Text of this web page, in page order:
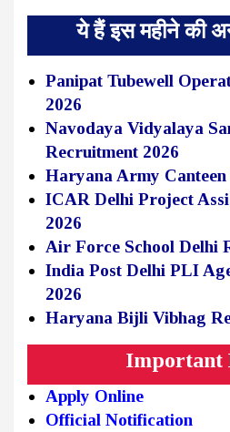
ये हैं इस महीने की
Panipat Tubewell
2026
Navodaya Vidyalaya
Recruitment 2026
Haryana Army
ICAR Delhi Project
2026
Air Force School Delhi
India Post Delhi PLI
2026
Haryana Bijli Vibhag
Important
Apply Online
Official Notification